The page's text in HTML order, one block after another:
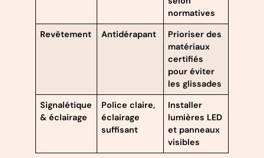
normatives
Revêtement
Antidérapant
Prioriser des
matériaux
certifiés
pour éviter
les glissades
Signalétique
& éclairage
Police claire,
éclairage
suffisant
Installer
lumières LED
et panneaux
visibles